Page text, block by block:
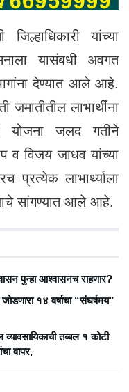
जिल्हाधिकारी यांच्या
यासंबधी अवगत
देण्यात आले आहे.
जमातीतील लाभार्थींना
योजना जलद गतीने
व विजय जाधव यांच्या
लाभार्थ्याला
सांगण्यात आले आहे.
पुन्हा आश्वासनच राहणार?
१४ वर्षाचा “संघर्षमय”
तब्बल १ कोटी
वापर,